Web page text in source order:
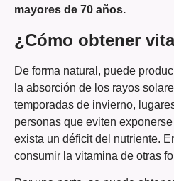
mayores de 70 años.
¿Cómo obtener
De forma natural, puede
la absorción de los rayos
temporadas de invierno,
personas que eviten
exista un déficit del nutriente.
consumir la vitamina de otras